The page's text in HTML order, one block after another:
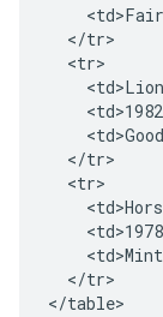
  </tr>
  <tr>
  </tr>
  <tr>
  </tr>
</table>